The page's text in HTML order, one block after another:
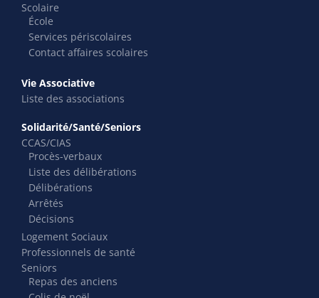
Scolaire
École
Services périscolaires
Contact affaires scolaires
Vie Associative
Liste des associations
Solidarité/Santé/Seniors
CCAS/CIAS
Procès-verbaux
Liste des délibérations
Délibérations
Arrêtés
Décisions
Logement Sociaux
Professionnels de santé
Seniors
Repas des anciens